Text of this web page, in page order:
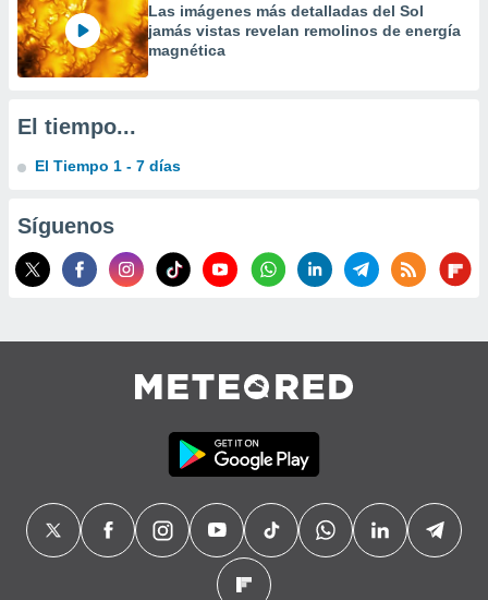
uso de
con el
e
publicidad
de
Las imágenes más detalladas del Sol
jamás vistas revelan remolinos de energía
magnética
El tiempo...
El Tiempo 1 - 7 días
Síguenos